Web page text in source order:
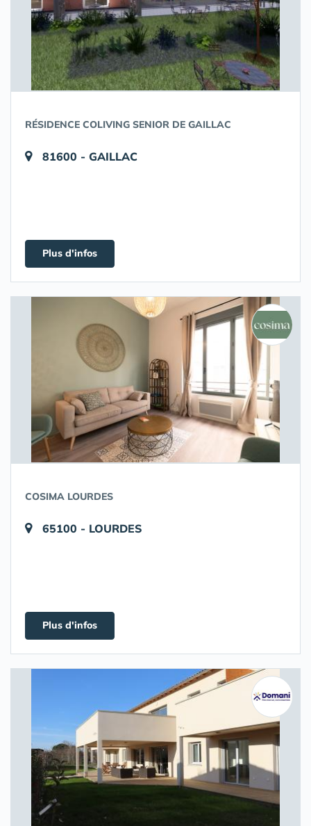
RÉSIDENCE COLIVING SENIOR DE GAILLAC
81600 - GAILLAC
Plus d'infos
COSIMA LOURDES
65100 - LOURDES
Plus d'infos